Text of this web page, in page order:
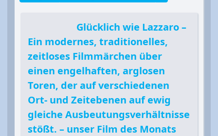
Glücklich wie Lazzaro –
Ein modernes, traditionelles,
zeitloses Filmmärchen über
einen engelhaften, arglosen
Toren, der auf verschiedenen
Ort- und Zeitebenen auf ewig
gleiche Ausbeutungsverhältnisse
stößt. – unser Film des Monats